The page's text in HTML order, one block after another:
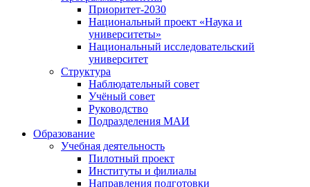
Приоритет-2030
Национальный проект «Наука и
университеты»
Национальный исследовательский
университет
Структура
Наблюдательный совет
Учёный совет
Руководство
Подразделения МАИ
Образование
Учебная деятельность
Пилотный проект
Институты и филиалы
Направления подготовки